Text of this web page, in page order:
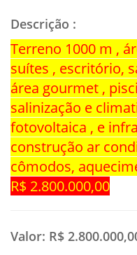
Descrição :
Terreno 1000 m ,
suítes , escritório,
área gourmet ,
salinização e
fotovoltaica , e
construção ar
cômodos,
R$ 2.800.000,00
Valor: R$